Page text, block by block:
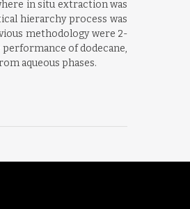
in situ extraction was
hierarchy process was
methodology were 2-
of dodecane,
aqueous phases.